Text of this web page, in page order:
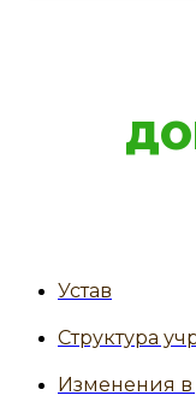
Устав
Структура
Изменения в